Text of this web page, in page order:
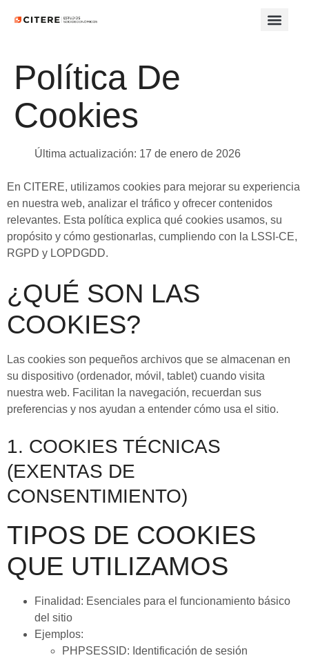
Política De
Cookies
Última actualización: 17 de enero de 2026
En CITERE, utilizamos cookies para mejorar su experiencia
en nuestra web, analizar el tráfico y ofrecer contenidos
relevantes. Esta política explica qué cookies usamos, su
propósito y cómo gestionarlas, cumpliendo con la LSSI-CE,
RGPD y LOPDGDD.
¿QUÉ SON LAS
COOKIES?
Las cookies son pequeños archivos que se almacenan en
su dispositivo (ordenador, móvil, tablet) cuando visita
nuestra web. Facilitan la navegación, recuerdan sus
preferencias y nos ayudan a entender cómo usa el sitio.
1. COOKIES TÉCNICAS
(EXENTAS DE
CONSENTIMIENTO)
TIPOS DE COOKIES
QUE UTILIZAMOS
Finalidad: Esenciales para el funcionamiento básico
del sitio
Ejemplos:
PHPSESSID: Identificación de sesión